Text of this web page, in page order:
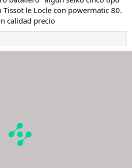
le Locle con powermatic 80.
calidad precio